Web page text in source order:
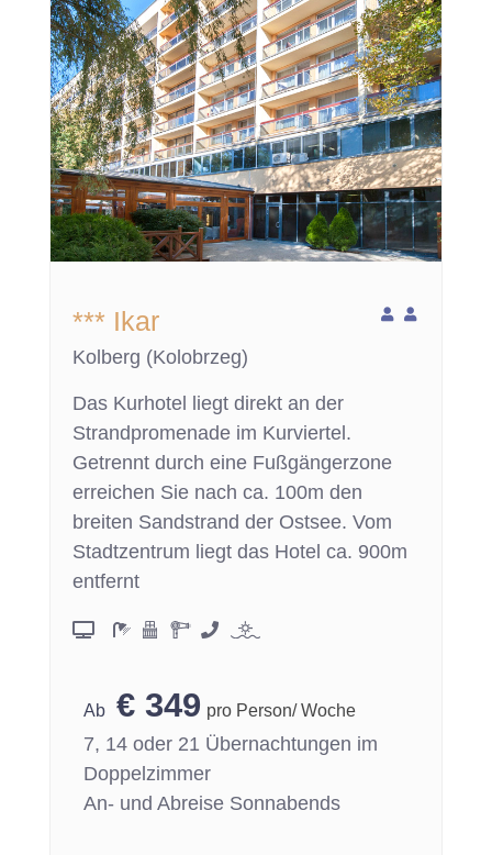
*** Ikar
Kolberg (Kolobrzeg)
Das Kurhotel liegt direkt an der
Strandpromenade im Kurviertel.
Getrennt durch eine Fußgängerzone
erreichen Sie nach ca. 100m den
breiten Sandstrand der Ostsee. Vom
Stadtzentrum liegt das Hotel ca. 900m
entfernt
€ 349 pro Person/ Woche
7, 14 oder 21 Übernachtungen im
Doppelzimmer
An- und Abreise Sonnabends